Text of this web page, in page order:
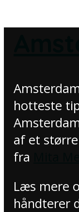
hotteste
af et
fra
Læs mere
håndterer